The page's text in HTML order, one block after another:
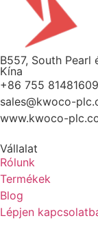
B557, South Pearl
Kína
+86 755 81481609
sales@kwoco-
www.kwoco-
Vállalat
Rólunk
Termékek
Blog
Lépjen